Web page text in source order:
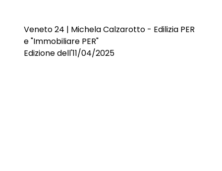
Veneto 24 | Michela Calzarotto - Edilizia PER
e "Immobiliare PER"
Edizione dell'11/04/2025